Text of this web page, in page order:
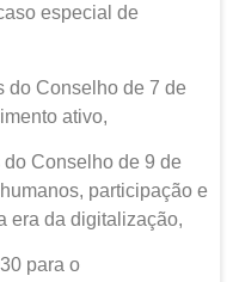
especial de
do Conselho de 7 de
ativo,
Conselho de 9 de
participação e
era da digitalização,
para o